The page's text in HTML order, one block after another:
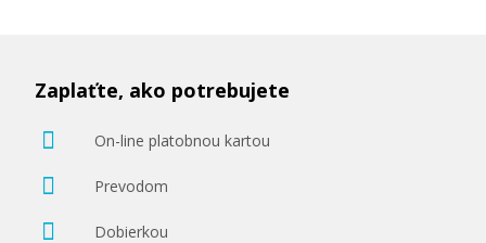
Zaplaťte, ako potrebujete
On-line platobnou kartou
Prevodom
Dobierkou